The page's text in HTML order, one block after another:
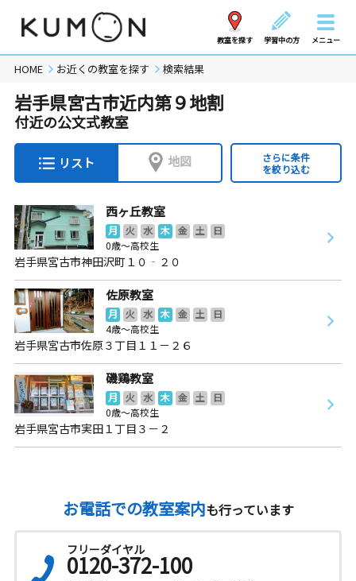
教室を探す 学習中の方 メニュー
HOME お近くの教室を探す 検索結果
岩手県宮古市近内第９地割
付近の公文式教室
リスト 地図
さらに条件
を絞り込む
西ヶ丘教室
月 火 水 木 金 土
日
0歳～高校生
岩手県宮古市神田沢町１０‐２０
佐原教室
月 火 水 木 金 土
日
4歳～高校生
岩手県宮古市佐原３丁目１１－２６
磯鶏教室
月 火 水 木 金 土
日
0歳～高校生
岩手県宮古市実田１丁目３－２
お電話での教室案内も行っています
フリーダイヤル
0120-372-100